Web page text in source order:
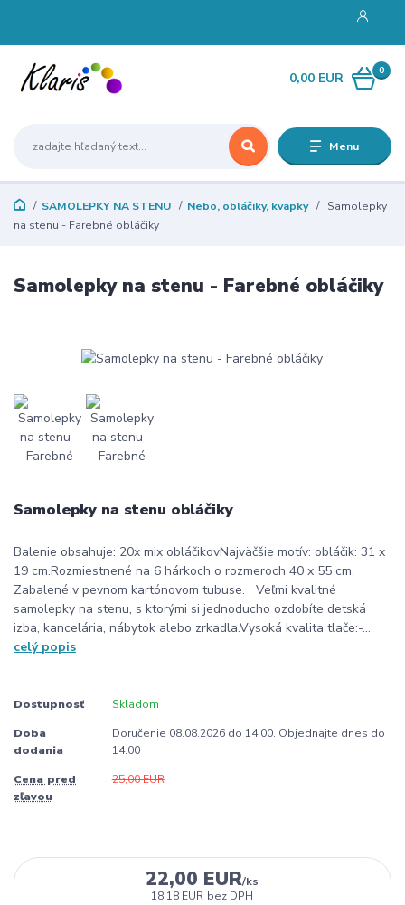
Menu
0
0,00 EUR
SAMOLEPKY NA STENU Nebo, obláčiky, kvapky
Samolepky
na stenu - Farebné obláčiky
Samolepky na stenu - Farebné obláčiky
Samolepky na stenu obláčiky
Balenie obsahuje: 20x mix obláčikovNajväčšie motív: obláčik: 31 x
19 cm.Rozmiestnené na 6 hárkoch o rozmeroch 40 x 55 cm.
Zabalené v pevnom kartónovom tubuse. Veľmi kvalitné
samolepky na stenu, s ktorými si jednoducho ozdobíte detská
izba, kancelária, nábytok alebo zrkadla.Vysoká kvalita tlače:-...
celý popis
Dostupnosť Skladom
Doba
dodania
Doručenie 08.08.2026 do 14:00. Objednajte dnes do
14:00
Cena pred
zľavou
25,00 EUR
22,00 EUR/ks
18,18 EUR bez DPH